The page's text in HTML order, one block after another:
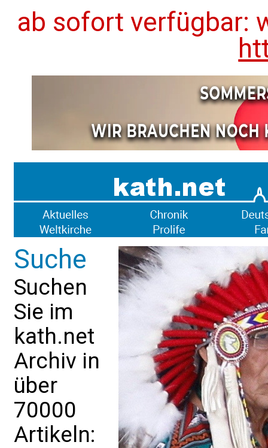
ab sofort verfügbar:
Suche
Suchen
Sie im
kath.net
Archiv in
über
70000
Artikeln: